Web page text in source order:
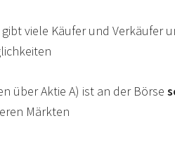
viele Käufer und Verkäufer
über Aktie A) ist an der Börse
Märkten